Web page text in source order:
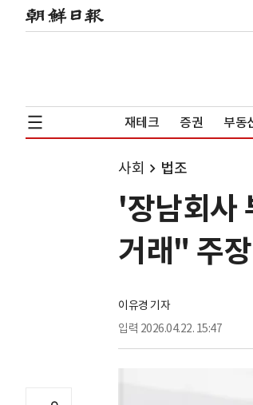
재테크 증권 부동
사회 법조
'장남회사
거래" 주장
이유경 기자
입력 2026.04.22. 15:47